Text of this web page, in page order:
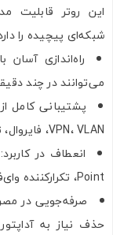
این روتر قابلیت
شبکه‌ای پیچیده را
می‌توانند در چند
VPN، VLAN، فایروال، ترافیک کنترل، CAPsMAN و غیره.
Point، تکرارکننده وای‌فای یا CAP در شبکه‌های بزرگ‌تر.
حذف نیاز به